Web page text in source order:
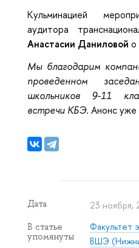
Кульминацией
аудитора
Анастасии Даниловой о
Мы благодарим
проведенном
школьников 9-11
встречи КБЭ. Анонс уже
Дата 23 ноября,
В статье
упомянуты
Факультет
ВШЭ